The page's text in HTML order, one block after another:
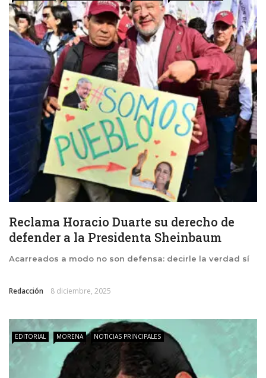
Reclama Horacio Duarte su derecho de
defender a la Presidenta Sheinbaum
Acarreados a modo no son defensa: decirle la verdad sí
Redacción 8 diciembre, 2025
EDITORIAL MORENA NOTICIAS PRINCIPALES